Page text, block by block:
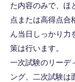
た内容のみで、ほ
点または高得点合
ん当日しっかり力
策は行います。
一次試験のリーデ
ング、二次試験は